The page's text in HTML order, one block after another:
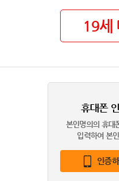
19세
휴대폰
본인명의의 휴대
입력하여 본
인증